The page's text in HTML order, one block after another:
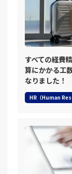
すべての経費
算にかかる工
なりました！
HR（Human